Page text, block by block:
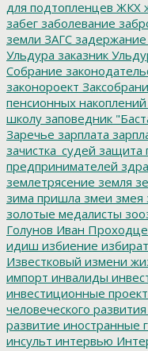
для подтопленцев ЖКХ
забег заболевание
земли ЗАГС задержание
Ульдура заказник
Собрание
законороект
пенсионных накоплений
школу заповедник
Заречье зарплата
зачистка_судей защита
предпринимателей
землетрясение земля
зима пришла змеи змея
золотые медалисты
Голунов Иван
идиш избиение
Известковый измени
импорт инвалиды
инвестиционные
человеческого развития
развитие иностранные
инсульт интервью